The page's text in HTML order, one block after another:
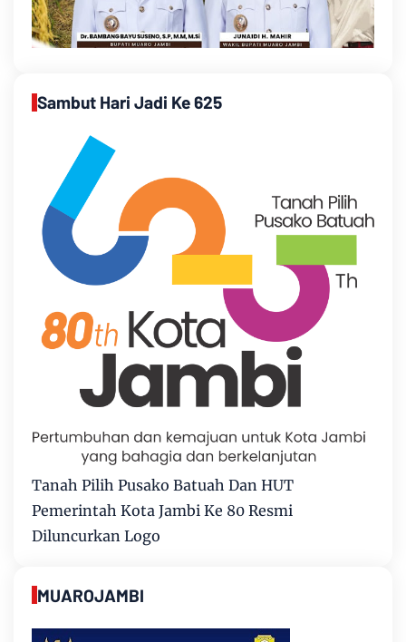
Sambut Hari Jadi Ke 625
Tanah Pilih Pusako Batuah Dan HUT
Pemerintah Kota Jambi Ke 80 Resmi
Diluncurkan Logo
MUAROJAMBI